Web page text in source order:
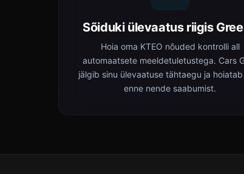
Sõiduki ülevaatus riigis
Hoia oma ΚΤΕΟ nõuded kontrolli all
automaatsete meeldetuletustega. Cars
jälgib sinu ülevaatuse tähtaegu ja
enne nende saabumist.